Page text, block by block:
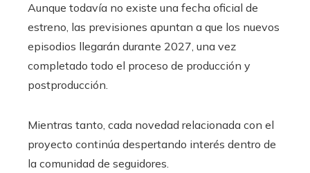
Aunque todavía no existe una fecha oficial de
estreno, las previsiones apuntan a que los nuevos
episodios llegarán durante 2027, una vez
completado todo el proceso de producción y
postproducción.
Mientras tanto, cada novedad relacionada con el
proyecto continúa despertando interés dentro de
la comunidad de seguidores.